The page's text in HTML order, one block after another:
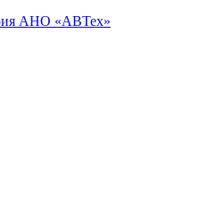
АНО «АВТех»